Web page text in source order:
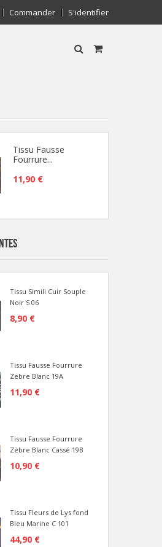
Commander S'identifier
Tissu Fausse
Fourrure...
11,90 €
Tissu Simili Cuir Souple
Noir S 06
8,90 €
Tissu Fausse Fourrure
Zebre Blanc 19A
11,90 €
Tissu Fausse Fourrure
Zèbre Blanc Cassé 19B
10,90 €
Tissu Fleurs de Lys fond
Bleu Marine C 101
44,90 €